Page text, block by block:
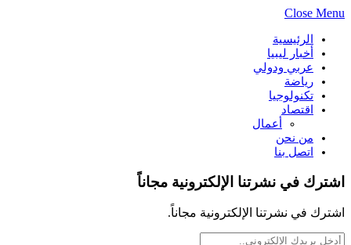
Close Menu
الرئيسية
أخبار ليبيا
عربي ودولي
رياضة
تكنولوجيا
اقتصاد
أعمال
من نحن
اتصل بنا
اشترك في نشرتنا الإلكترونية مجاناً
اشترك في نشرتنا الإلكترونية مجاناً.